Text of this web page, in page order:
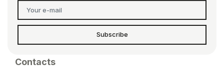
Subscribe
Contacts